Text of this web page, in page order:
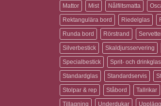
Mattor Mist Nålfiltsmatta
Rektangulära bord Riedelglas
Runda bord Rörstrand
Silverbestick Skaldjursservering
Specialbestick Sprit- och drinkglas
Standardglas Standardservis
Stolpar & rep Ståbord Tallrikar
Tillagning Underdukar